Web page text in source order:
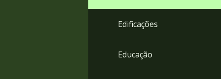
Edificações
Educação